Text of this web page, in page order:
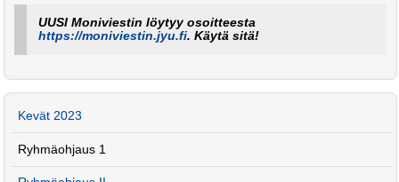
UUSI Moniviestin löytyy osoitteesta
https://moniviestin.jyu.fi. Käytä sitä!
Kevät 2023
Ryhmäohjaus 1